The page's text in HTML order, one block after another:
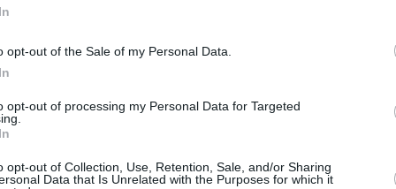
opt-out of the Sale of my Personal Data.
opt-out of processing my Personal Data for Targeted
opt-out of Collection, Use, Retention, Sale, and/or Sharing
Data that Is Unrelated with the Purposes for which it
Παραμέρισα την οργή μου και
τη Μελάνια στον Λευκό Οίκο για το καλό της
δεξιάς ακτιβίστριας για το φόρεμα του Χάρι
επιστρέψουν οι αρρενωποί ανδρες»